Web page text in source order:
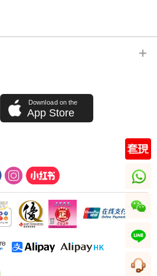
Download on the
App Store
whatsapp